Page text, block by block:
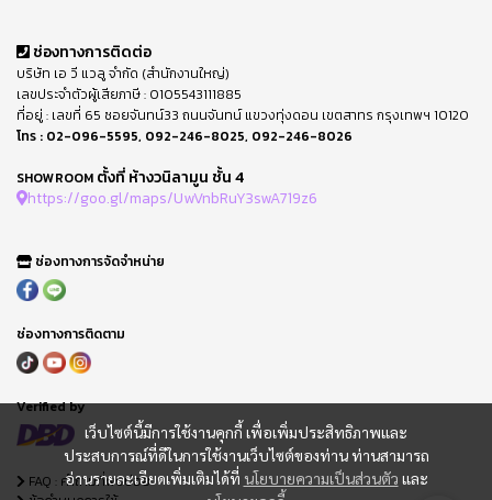
เว็บไซต์นี้มีการใช้งานคุกกี้ เพื่อเพิ่มประสิทธิภาพและ
ประสบการณ์ที่ดีในการใช้งานเว็บไซต์ของท่าน ท่านสามารถ
อ่านรายละเอียดเพิ่มเติมได้ที่ นโยบายความเป็นส่วนตัว และ
ช่องทางการติดต่อ
บริษัท เอ วี แวลู จำกัด (สำนักงานใหญ่)
เลขประจำตัวผู้เสียภาษี : 0105543111885
ที่อยู่ : เลขที่ 65 ซอยจันทน์33 ถนนจันทน์ แขวงทุ่งดอน เขตสาทร กรุงเทพฯ 10120
โทร : 02-096-5595, 092-246-8025, 092-246-8026
SHOWROOM ตั้งที่ ห้างวนิลามูน ชั้น 4
https://goo.gl/maps/UwVnbRuY3swA719z6
ช่องทางการจัดจำหน่าย
ช่องทางการติดตาม
Verified by
FAQ : คำถามที่พบบ่อย